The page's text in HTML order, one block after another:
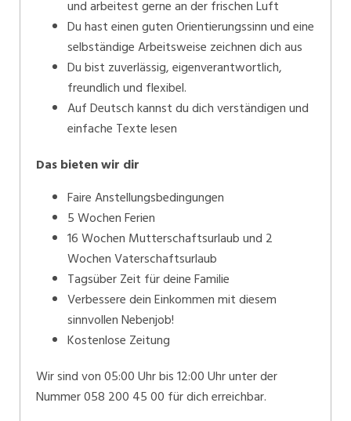
und arbeitest gerne an der frischen Luft
Du hast einen guten Orientierungssinn und eine
selbständige Arbeitsweise zeichnen dich aus
Du bist zuverlässig, eigenverantwortlich,
freundlich und flexibel.
Auf Deutsch kannst du dich verständigen und
einfache Texte lesen
Das bieten wir dir
Faire Anstellungsbedingungen
5 Wochen Ferien
16 Wochen Mutterschaftsurlaub und 2
Wochen Vaterschaftsurlaub
Tagsüber Zeit für deine Familie
Verbessere dein Einkommen mit diesem
sinnvollen Nebenjob!
Kostenlose Zeitung
Wir sind von 05:00 Uhr bis 12:00 Uhr unter der
Nummer 058 200 45 00 für dich erreichbar.